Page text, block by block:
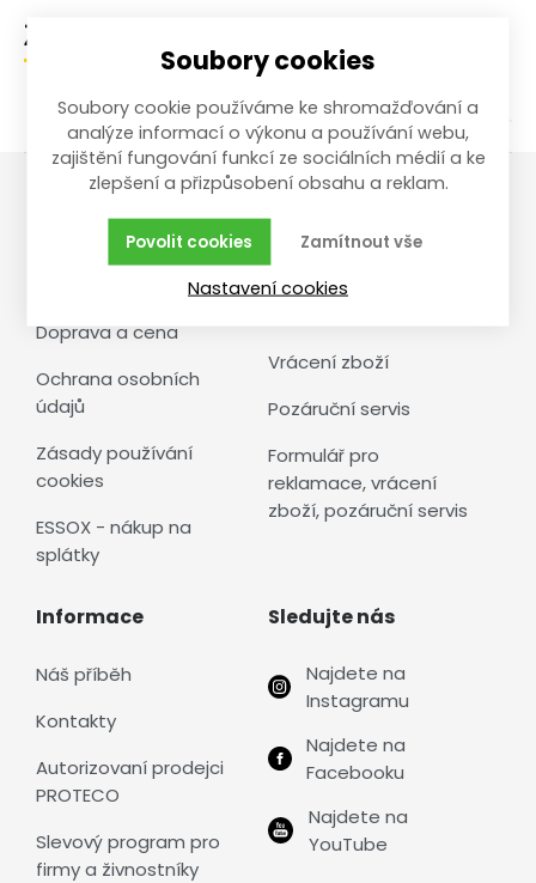
Zařazení zboží
Vše o nákupu
Obchodní podmínky
Doprava a cena
Ochrana osobních
údajů
Zásady používání
cookies
ESSOX - nákup na
splátky
Reklamace,
vrácení, servis
Vrácení zboží
Pozáruční servis
Formulář pro
reklamace, vrácení
zboží, pozáruční servis
Informace
Náš příběh
Kontakty
Autorizovaní prodejci
PROTECO
Slevový program pro
firmy a živnostníky
Sledujte nás
Najdete na
Instagramu
Najdete na
Facebooku
Najdete na
YouTube
Soubory cookies
Soubory cookie používáme ke shromažďování a
analýze informací o výkonu a používání webu,
zajištění fungování funkcí ze sociálních médií a ke
zlepšení a přizpůsobení obsahu a reklam.
Zamítnout vše
Povolit cookies
Nastavení cookies